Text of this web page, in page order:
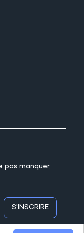
pas manquer,
S'INSCRIRE